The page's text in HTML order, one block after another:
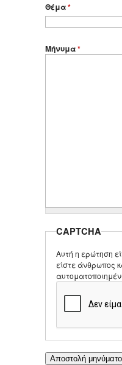
Θέμα*
Μήνυμα*
CAPTCHA
Αυτή η ερώτηση
είστε άνθρωπος